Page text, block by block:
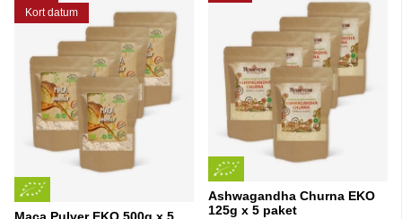
Kort datum
Ashwagandha Churna EKO
125g x 5 paket